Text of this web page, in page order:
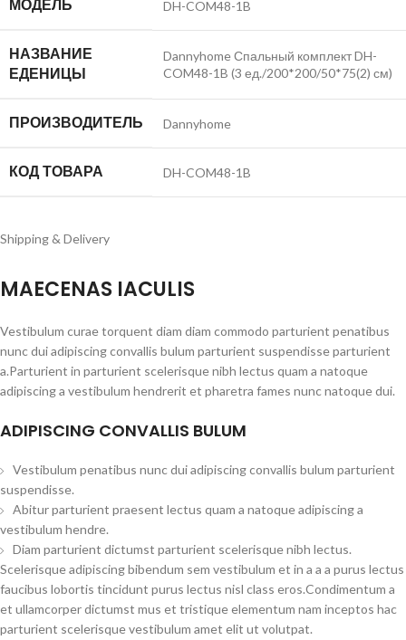
МОДЕЛЬ DH-COM48-1B
НАЗВАНИЕ
ЕДЕНИЦЫ
Dannyhome Спальный комплект DH-
COM48-1B (3 ед./200*200/50*75(2) см)
ПРОИЗВОДИТЕЛЬ Dannyhome
КОД ТОВАРА DH-COM48-1B
Shipping & Delivery
MAECENAS IACULIS
Vestibulum curae torquent diam diam commodo parturient penatibus
nunc dui adipiscing convallis bulum parturient suspendisse parturient
a.Parturient in parturient scelerisque nibh lectus quam a natoque
adipiscing a vestibulum hendrerit et pharetra fames nunc natoque dui.
ADIPISCING CONVALLIS BULUM
Vestibulum penatibus nunc dui adipiscing convallis bulum parturient
suspendisse.
Abitur parturient praesent lectus quam a natoque adipiscing a
vestibulum hendre.
Diam parturient dictumst parturient scelerisque nibh lectus.
Scelerisque adipiscing bibendum sem vestibulum et in a a a purus lectus
faucibus lobortis tincidunt purus lectus nisl class eros.Condimentum a
et ullamcorper dictumst mus et tristique elementum nam inceptos hac
parturient scelerisque vestibulum amet elit ut volutpat.